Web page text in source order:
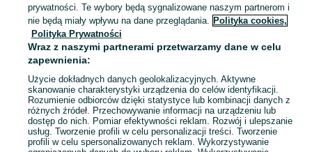
Mapa kategorii
Mapa miejscowości
Mapa ministron
Popularne wyszukiwania
prywatności. Te wybory będą sygnalizowane naszym partnerom i
nie będą miały wpływu na dane przeglądania. Polityka cookies,
Polityka Prywatności
Wraz z naszymi partnerami przetwarzamy dane w celu
zapewnienia:
Użycie dokładnych danych geolokalizacyjnych. Aktywne
skanowanie charakterystyki urządzenia do celów identyfikacji.
Rozumienie odbiorców dzięki statystyce lub kombinacji danych z
różnych źródeł. Przechowywanie informacji na urządzeniu lub
dostęp do nich. Pomiar efektywności reklam. Rozwój i ulepszanie
usług. Tworzenie profili w celu personalizacji treści. Tworzenie
profili w celu spersonalizowanych reklam. Wykorzystywanie